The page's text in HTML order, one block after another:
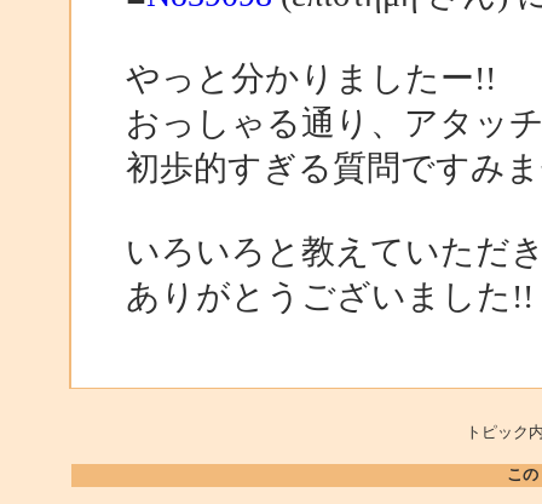
やっと分かりましたー!!
おっしゃる通り、アタッ
初歩的すぎる質問ですみ
いろいろと教えていただ
ありがとうございました!!
トピッ
こ